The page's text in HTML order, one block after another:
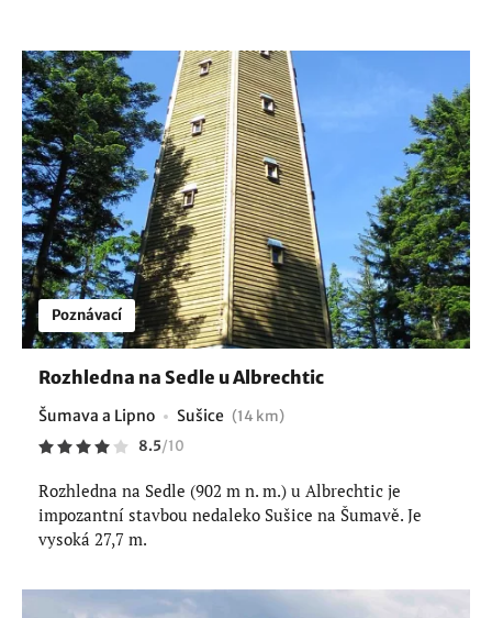
Poznávací
Rozhledna na Sedle u Albrechtic
Šumava a Lipno Sušice (14 km)
8.5/10
Rozhledna na Sedle (902 m n. m.) u Albrechtic je
impozantní stavbou nedaleko Sušice na Šumavě. Je
vysoká 27,7 m.